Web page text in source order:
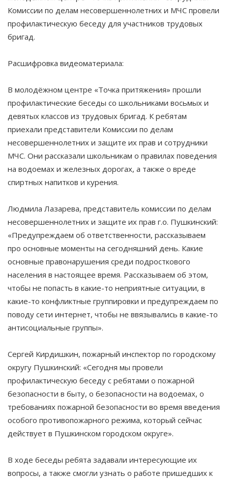
Комиссии по делам несовершеннолетних и МЧС провели
профилактическую беседу для участников трудовых
бригад.
Расшифровка видеоматериала:
В молодёжном центре «Точка притяжения» прошли
профилактические беседы со школьниками восьмых и
девятых классов из трудовых бригад. К ребятам
приехали представители Комиссии по делам
несовершеннолетних и защите их прав и сотрудники
МЧС. Они рассказали школьникам о правилах поведения
на водоемах и железных дорогах, а также о вреде
спиртных напитков и курения.
Людмила Лазарева, представитель комиссии по делам
несовершеннолетних и защите их прав г.о. Пушкинский:
«Предупреждаем об ответственности, рассказываем
про основные моменты на сегодняшний день. Какие
основные правонарушения среди подросткового
населения в настоящее время. Рассказываем об этом,
чтобы не попасть в какие-то неприятные ситуации, в
какие-то конфликтные группировки и предупреждаем по
поводу сети интернет, чтобы не ввязывались в какие-то
антисоциальные группы».
Сергей Кирдишкин, пожарный инспектор по городскому
округу Пушкинский: «Сегодня мы провели
профилактическую беседу с ребятами о пожарной
безопасности в быту, о безопасности на водоемах, о
требованиях пожарной безопасности во время введения
особого противопожарного режима, который сейчас
действует в Пушкинском городском округе».
В ходе беседы ребята задавали интересующие их
вопросы, а также смогли узнать о работе пришедших к